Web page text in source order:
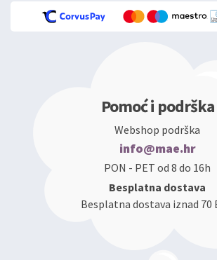
Pomoć i podrška
Webshop podrška
info@mae.hr
PON - PET od 8 do 16h
Besplatna dostava
Besplatna dostava iznad 70